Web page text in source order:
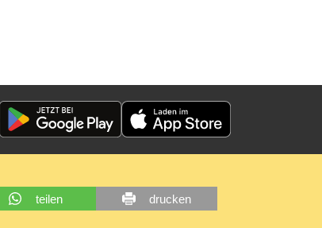
teilen drucken